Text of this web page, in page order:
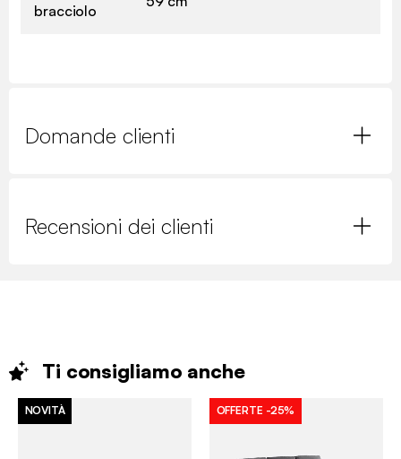
bracciolo
Domande clienti
Recensioni dei clienti
Ti consigliamo anche
NOVITÀ OFFERTE -25%